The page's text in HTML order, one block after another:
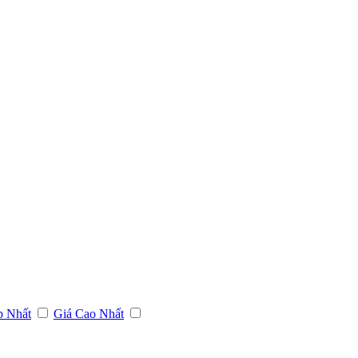
Nhất Giá Cao Nhất